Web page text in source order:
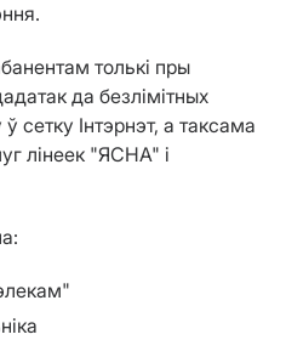
толькі пры
да безлімітных
сетку Інтэрнэт, а таксама
лінеек "ЯСНА" і